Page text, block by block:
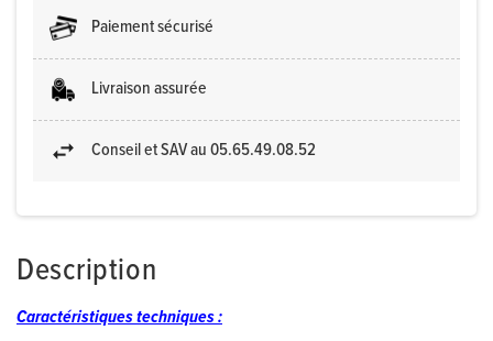
Paiement sécurisé
Livraison assurée
Conseil et SAV au 05.65.49.08.52
Description
Caractéristiques techniques :